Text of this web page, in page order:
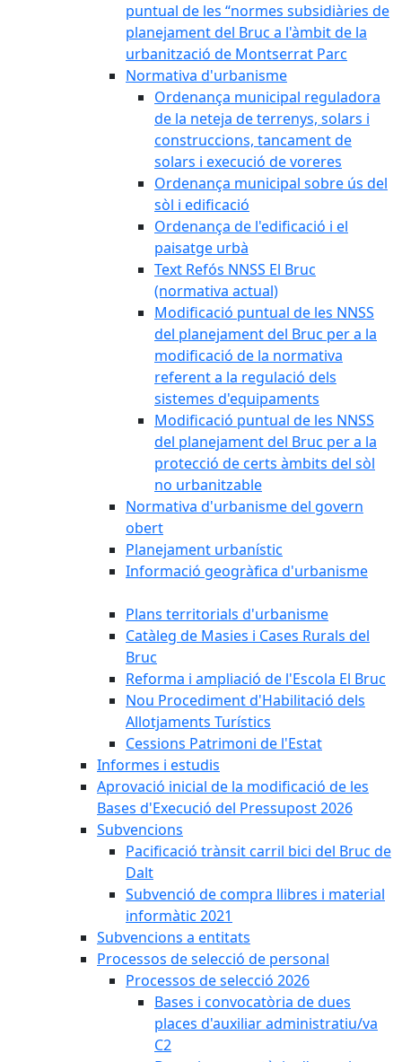
puntual de les “normes subsidiàries de
planejament del Bruc a l'àmbit de la
urbanització de Montserrat Parc
Normativa d'urbanisme
Ordenança municipal reguladora
de la neteja de terrenys, solars i
construccions, tancament de
solars i execució de voreres
Ordenança municipal sobre ús del
sòl i edificació
Ordenança de l'edificació i el
paisatge urbà
Text Refós NNSS El Bruc
(normativa actual)
Modificació puntual de les NNSS
del planejament del Bruc per a la
modificació de la normativa
referent a la regulació dels
sistemes d'equipaments
Modificació puntual de les NNSS
del planejament del Bruc per a la
protecció de certs àmbits del sòl
no urbanitzable
Normativa d'urbanisme del govern
obert
Planejament urbanístic
Informació geogràfica d'urbanisme
Plans territorials d'urbanisme
Catàleg de Masies i Cases Rurals del
Bruc
Reforma i ampliació de l'Escola El Bruc
Nou Procediment d'Habilitació dels
Allotjaments Turístics
Cessions Patrimoni de l'Estat
Informes i estudis
Aprovació inicial de la modificació de les
Bases d'Execució del Pressupost 2026
Subvencions
Pacificació trànsit carril bici del Bruc de
Dalt
Subvenció de compra llibres i material
informàtic 2021
Subvencions a entitats
Processos de selecció de personal
Processos de selecció 2026
Bases i convocatòria de dues
places d'auxiliar administratiu/va
C2